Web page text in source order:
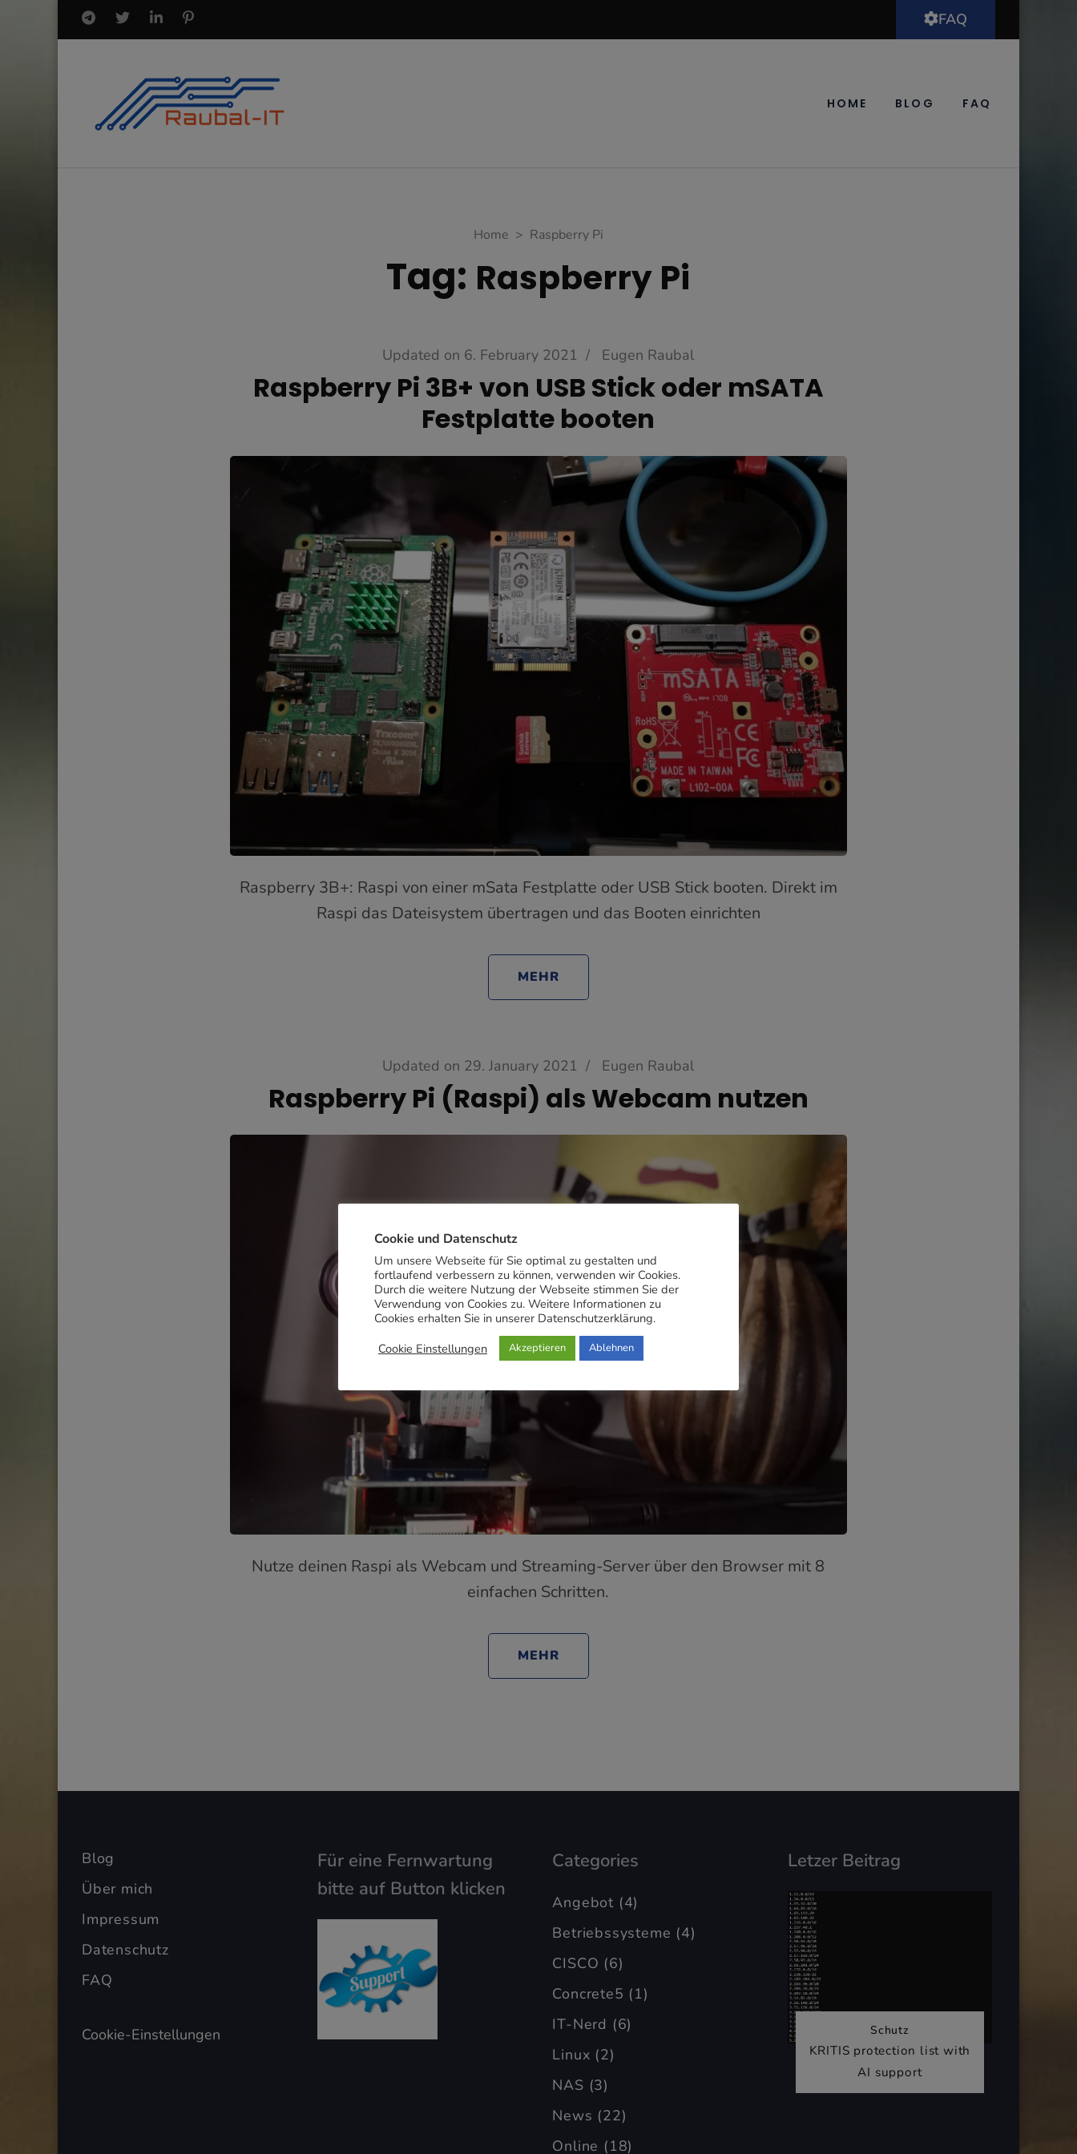
FAQ
HOME BLOG FAQ
Home > Raspberry Pi
Tag: Raspberry Pi
Updated on 6. February 2021 / Eugen Raubal
Raspberry Pi 3B+ von USB Stick oder mSATA
Festplatte booten
Raspberry 3B+: Raspi von einer mSata Festplatte oder USB Stick booten. Direkt im
Raspi das Dateisystem übertragen und das Booten einrichten
MEHR
Updated on 29. January 2021 / Eugen Raubal
Raspberry Pi (Raspi) als Webcam nutzen
Nutze deinen Raspi als Webcam und Streaming-Server über den Browser mit 8
einfachen Schritten.
MEHR
Blog
Über mich
Impressum
Datenschutz
FAQ
Cookie-Einstellungen
Für eine Fernwartung
bitte auf Button klicken
Categories
Angebot (4)
Betriebssysteme (4)
CISCO (6)
Concrete5 (1)
IT-Nerd (6)
Linux (2)
NAS (3)
News (22)
Online (18)
Letzer Beitrag
Schutz
KRITIS protection list with
AI support
Cookie und Datenschutz
Um unsere Webseite für Sie optimal zu gestalten und
fortlaufend verbessern zu können, verwenden wir Cookies.
Durch die weitere Nutzung der Webseite stimmen Sie der
Verwendung von Cookies zu. Weitere Informationen zu
Cookies erhalten Sie in unserer Datenschutzerklärung.
Cookie Einstellungen
Akzeptieren Ablehnen